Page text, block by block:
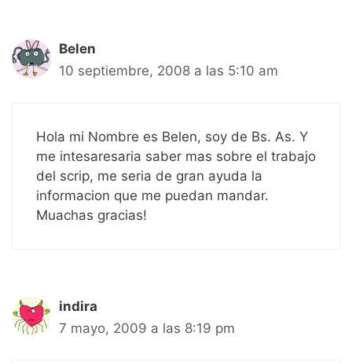
Belen
10 septiembre, 2008 a las 5:10 am
Hola mi Nombre es Belen, soy de Bs. As. Y
me intesaresaria saber mas sobre el trabajo
del scrip, me seria de gran ayuda la
informacion que me puedan mandar.
Muachas gracias!
indira
7 mayo, 2009 a las 8:19 pm